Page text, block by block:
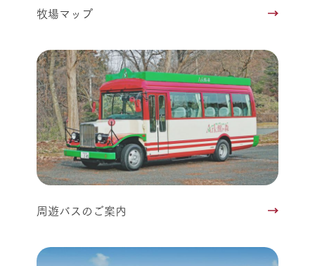
牧場マップ
周遊バスのご案内